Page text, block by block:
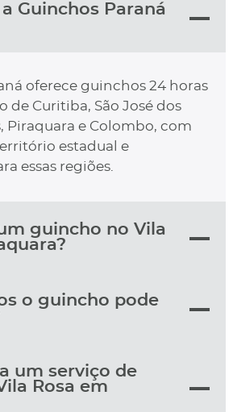
Guinchos Paraná
oferece guinchos 24 horas
de Curitiba, São José dos
Piraquara e Colombo, com
estadual e
essas regiões.
guincho no Vila
o guincho pode
um serviço de
Rosa em